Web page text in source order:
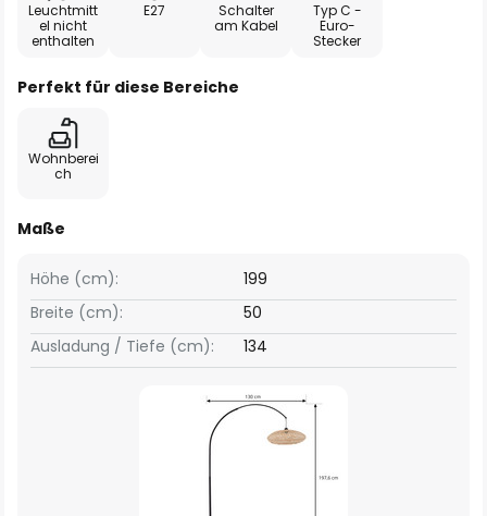
Leuchtmitt
el nicht
enthalten
E27
Schalter
am Kabel
Typ C -
Euro-
Stecker
Perfekt für diese Bereiche
Wohnberei
ch
Maße
Breite (cm): 50
Höhe (cm): 199
Ausladung / Tiefe (cm): 134